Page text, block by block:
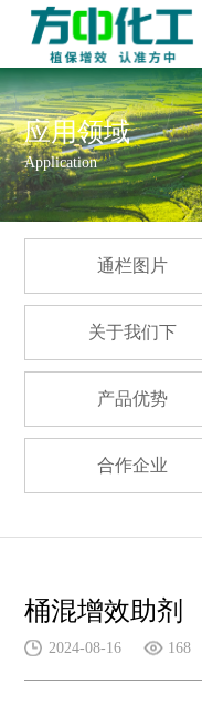
应用领域
Application
通栏图片
关于我们下
产品优势
合作企业
桶混增效助剂
2024-08-16 168